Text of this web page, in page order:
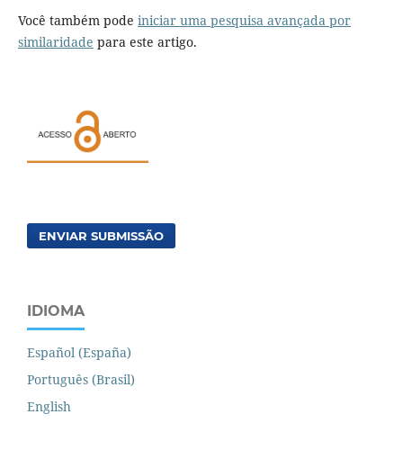
Você também pode iniciar uma pesquisa avançada por
similaridade para este artigo.
ENVIAR SUBMISSÃO
IDIOMA
Español (España)
Português (Brasil)
English